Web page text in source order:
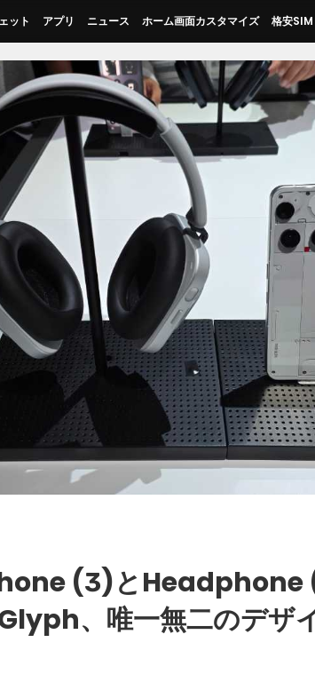
ット アプリ ニュース ホーム画面カスタマイズ 格安SIM
(3)とHeadphone
、唯一無二のデザ